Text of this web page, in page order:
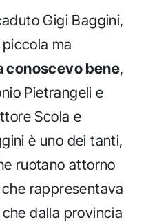
Gigi Baggini,
ma
conoscevo bene,
Pietrangeli e
Scola e
è uno dei tanti,
ruotano attorno
rappresentava
dalla provincia